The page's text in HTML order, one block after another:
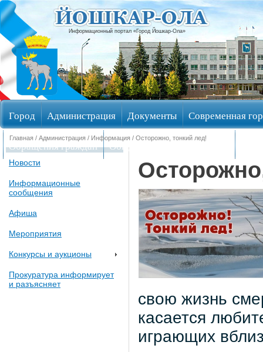
Информационный портал «Город Йошкар-Ола»
Город Администрация Документы Современная
Обращения граждан Общественные обсуждения
Главная / Администрация / Информация / Осторожно, тонкий лед!
Новости
Информационные
сообщения
Афиша
Мероприятия
Конкурсы и аукционы
Прокуратура информирует
и разъясняет
свою жизнь
касается
играющих